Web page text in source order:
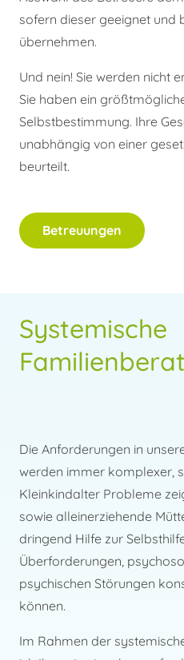
sofern dieser geeignet und
übernehmen.
Und nein! Sie werden nicht
Sie haben ein
Selbstbestimmung. Ihre
unabhängig von einer
beurteilt.
Betreuungen
Systemische
Die Anforderungen in
werden immer komplexer,
Kleinkindalter Probleme
sowie alleinerziehende
dringend Hilfe zur
Überforderungen,
psychischen Störungen
können.
Im Rahmen der